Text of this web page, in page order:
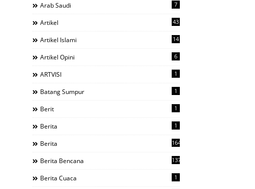
Arab Saudi 7
Artikel 43
Artikel Islami 14
Artikel Opini 6
ARTVISI 1
Batang Sumpur 1
Berit 1
Berita 1
Berita 1644
Berita Bencana 137
Berita Cuaca 1